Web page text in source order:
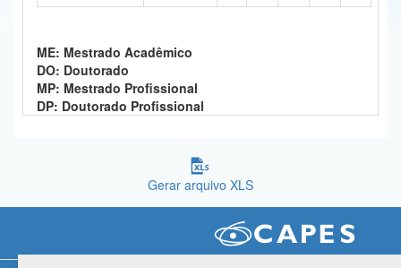
Advocacia-Geral da União
ME: Mestrado Acadêmico
DO: Doutorado
MP: Mestrado Profissional
DP: Doutorado Profissional
Gerar arquivo XLS